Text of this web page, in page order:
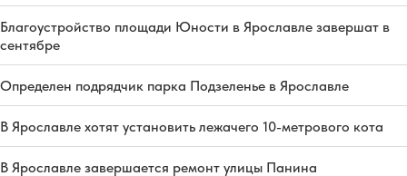
Благоустройство площади Юности в Ярославле завершат в
сентябре
Определен подрядчик парка Подзеленье в Ярославле
В Ярославле хотят установить лежачего 10-метрового кота
В Ярославле завершается ремонт улицы Панина